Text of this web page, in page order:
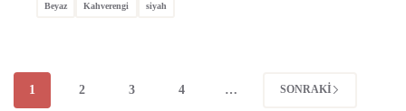
Beyaz Kahverengi siyah
1 2 3 4 … SONRAKI